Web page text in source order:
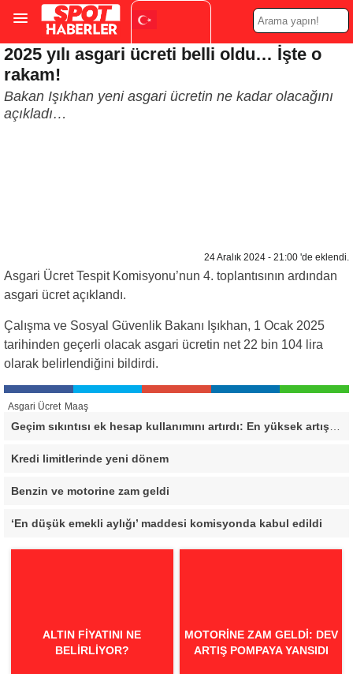
Turkish ▼
2025 yılı asgari ücreti belli oldu… İşte o
rakam!
Bakan Işıkhan yeni asgari ücretin ne kadar olacağını
açıkladı…
24 Aralık 2024 - 21:00 'de eklendi.
Asgari Ücret Tespit Komisyonu’nun 4. toplantısının ardından
asgari ücret açıklandı.
Çalışma ve Sosyal Güvenlik Bakanı Işıkhan, 1 Ocak 2025
tarihinden geçerli olacak asgari ücretin net 22 bin 104 lira
olarak belirlendiğini bildirdi.
Asgari Ücret Maaş
Kredi limitlerinde yeni dönem
Benzin ve motorine zam geldi
‘En düşük emekli aylığı’ maddesi komisyonda kabul edildi
ALTIN FIYATINI NE
BELIRLIYOR?
MOTORINE ZAM GELDI: DEV
ARTIŞ POMPAYA YANSIDI